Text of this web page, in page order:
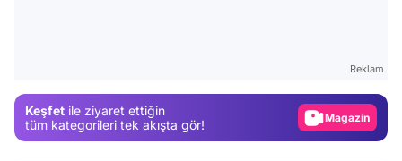
Reklam
Keşfet ile ziyaret ettiğin
tüm kategorileri tek akışta gör!
Video